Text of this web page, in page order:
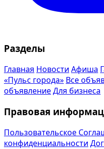
Разделы
Главная Новости Афиша
«Пульс города» Все
объявлениеДля бизнеса
Правовая
Пользовательское
конфиденциальности